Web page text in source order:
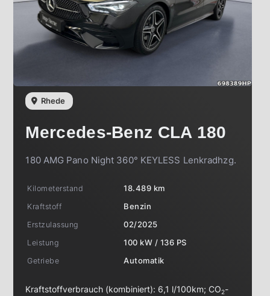
Rhede
Mercedes-Benz CLA 180
180 AMG Pano Night 360° KEYLESS Lenkradhzg.
Kilometerstand
18.489 km
Kraftstoff
Benzin
Erstzulassung
02/2025
Leistung
100 kW / 136 PS
Getriebe
Automatik
Kraftstoffverbrauch (kombiniert): 6,1 l/100km;CO2-